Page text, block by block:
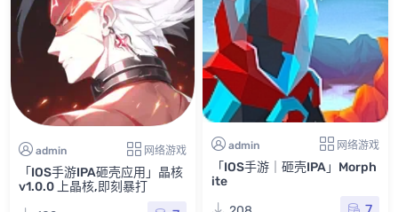
admin 网络游戏
「IOS手游IPA砸壳应用」晶核
v1.0.0 上晶核,即刻暴打
admin 网络游戏
「IOS手游｜砸壳IPA」Morph
ite